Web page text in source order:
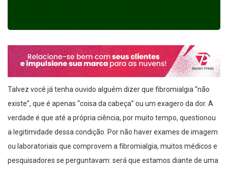
Talvez você já tenha ouvido alguém dizer que fibromialgia “não
existe”, que é apenas “coisa da cabeça” ou um exagero da dor. A
verdade é que até a própria ciência, por muito tempo, questionou
a legitimidade dessa condição. Por não haver exames de imagem
ou laboratoriais que comprovem a fibromialgia, muitos médicos e
pesquisadores se perguntavam: será que estamos diante de uma